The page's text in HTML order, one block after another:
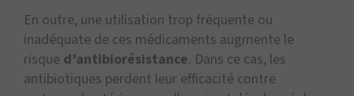
En outre, une utilisation trop fréquente ou
inadéquate de ces médicaments augmente le
risque d’antibiorésistance. Dans ce cas, les
antibiotiques perdent leur efficacité contre